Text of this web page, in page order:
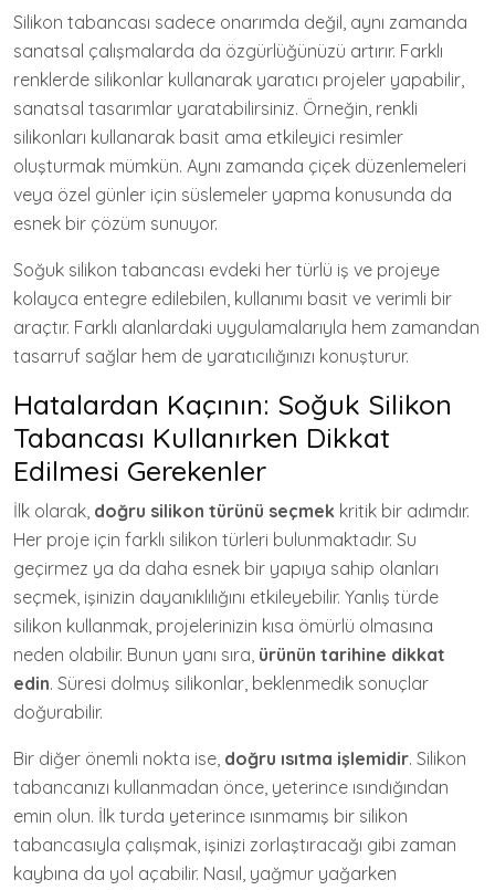
Silikon tabancası sadece onarımda değil, aynı zamanda
sanatsal çalışmalarda da özgürlüğünüzü artırır. Farklı
renklerde silikonlar kullanarak yaratıcı projeler yapabilir,
sanatsal tasarımlar yaratabilirsiniz. Örneğin, renkli
silikonları kullanarak basit ama etkileyici resimler
oluşturmak mümkün. Aynı zamanda çiçek düzenlemeleri
veya özel günler için süslemeler yapma konusunda da
esnek bir çözüm sunuyor.
Soğuk silikon tabancası evdeki her türlü iş ve projeye
kolayca entegre edilebilen, kullanımı basit ve verimli bir
araçtır. Farklı alanlardaki uygulamalarıyla hem zamandan
tasarruf sağlar hem de yaratıcılığınızı konuşturur.
Hatalardan Kaçının: Soğuk Silikon
Tabancası Kullanırken Dikkat
Edilmesi Gerekenler
İlk olarak, doğru silikon türünü seçmek kritik bir adımdır.
Her proje için farklı silikon türleri bulunmaktadır. Su
geçirmez ya da daha esnek bir yapıya sahip olanları
seçmek, işinizin dayanıklılığını etkileyebilir. Yanlış türde
silikon kullanmak, projelerinizin kısa ömürlü olmasına
neden olabilir. Bunun yanı sıra, ürünün tarihine dikkat
edin. Süresi dolmuş silikonlar, beklenmedik sonuçlar
doğurabilir.
Bir diğer önemli nokta ise, doğru ısıtma işlemidir. Silikon
tabancanızı kullanmadan önce, yeterince ısındığından
emin olun. İlk turda yeterince ısınmamış bir silikon
tabancasıyla çalışmak, işinizi zorlaştıracağı gibi zaman
kaybına da yol açabilir. Nasıl, yağmur yağarken